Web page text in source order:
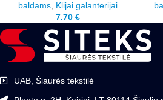
baldams Klijai galanterijai
7.70 €
UAB, Šiaurės tekstilė